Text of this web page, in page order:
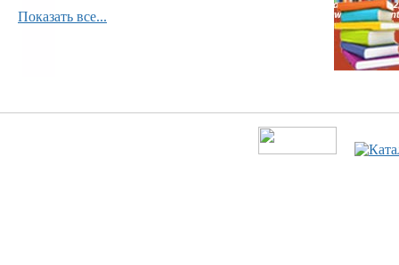
Показать все...